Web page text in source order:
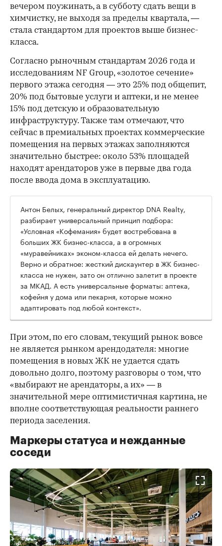
вечером поужинать, а в субботу сдать вещи в
химчистку, не выходя за пределы квартала, —
стала стандартом для проектов выше бизнес-
класса.
Согласно рыночным стандартам 2026 года и
исследованиям NF Group, «золотое сечение»
первого этажа сегодня — это 25% под общепит,
20% под бытовые услуги и аптеки, и не менее
15% под детскую и образовательную
инфраструктуру. Также там отмечают, что
сейчас в премиальных проектах коммерческие
помещения на первых этажах заполняются
значительно быстрее: около 53% площадей
находят арендаторов уже в первые два года
после ввода дома в эксплуатацию.
Антон Белых, генеральный директор DNA Realty,
разбирает универсальный принцип подбора:
«Условная «Кофемания» будет востребована в
больших ЖК бизнес-класса, а в огромных
«муравейниках» эконом-класса ей делать нечего.
Верно и обратное: жесткий дискаунтер в ЖК бизнес-
класса не нужен, зато он отлично залетит в проекте
за МКАД. А есть универсальные форматы: аптека,
кофейня у дома или пекарня, которые можно
адаптировать под любой контекст».
При этом, по его словам, текущий рынок вовсе
не является рынком арендодателя: многие
помещения в новых ЖК не удается сдать
довольно долго, поэтому разговоры о том, что
«выбирают не арендаторы, а их» — в
значительной мере оптимистичная картина, не
вполне соответствующая реальности раннего
периода заселения.
Маркеры статуса и нежданные
соседи